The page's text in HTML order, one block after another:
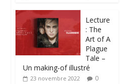
Lecture
: The
Art of A
Plague
Tale –
Un making-of illustré
23 novembre 2022 0